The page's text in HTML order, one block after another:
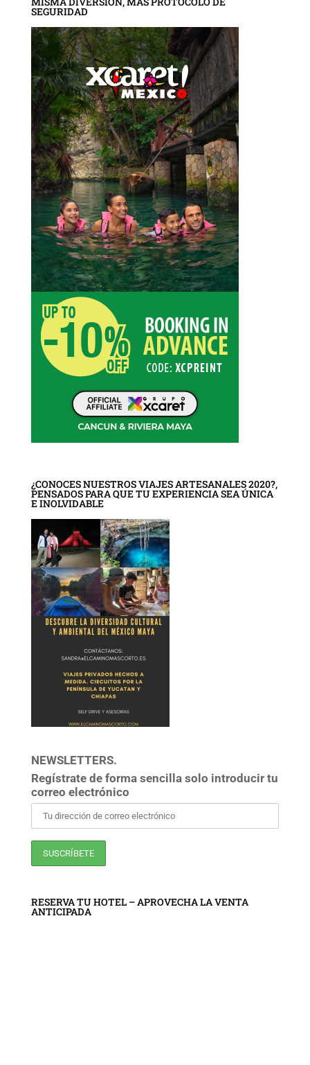
SEGURIDAD
¿CONOCES NUESTROS VIAJES ARTESANALES 2020?,
PENSADOS PARA QUE TU EXPERIENCIA SEA ÚNICA
E INOLVIDABLE
NEWSLETTERS.
Regístrate de forma sencilla solo introducir tu
correo electrónico
RESERVA TU HOTEL – APROVECHA LA VENTA
ANTICIPADA